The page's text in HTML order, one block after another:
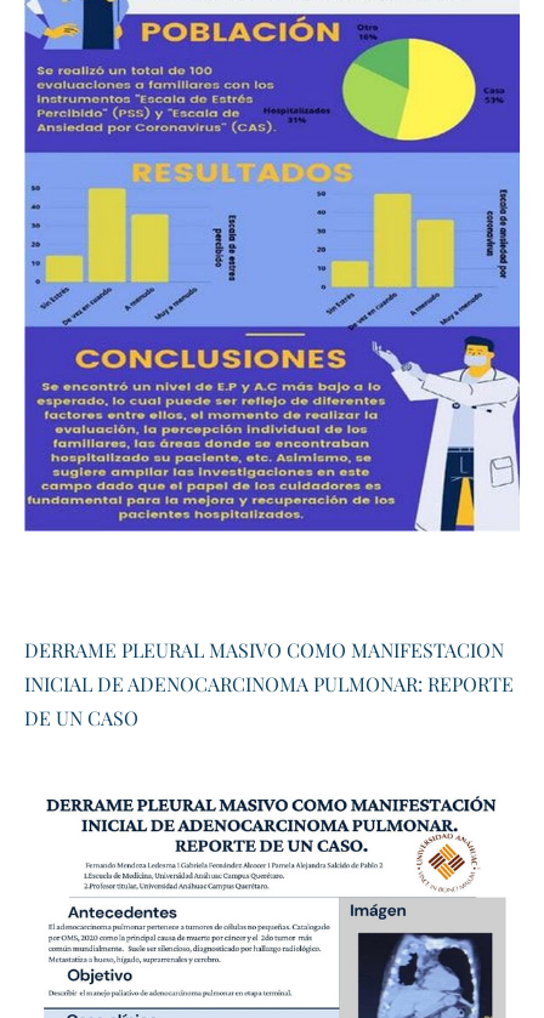
DERRAME PLEURAL MASIVO COMO MANIFESTACION
INICIAL DE ADENOCARCINOMA PULMONAR: REPORTE
DE UN CASO